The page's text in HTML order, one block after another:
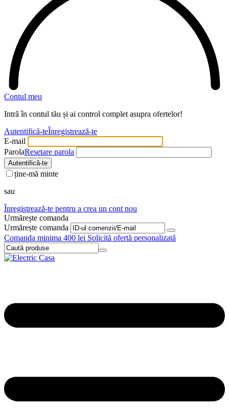
Contul meu
Intră în contul tău și ai control complet asupra ofertelor!
Autentifică-teÎnregistrează-te
E-mail
ParolaResetare parola
Autentifică-te
ține-mă minte
sau
Înregistrează-te pentru a crea un cont nou
Urmărește comanda
Urmărește comanda
Comanda minima 400 lei Solicită ofertă personalizată